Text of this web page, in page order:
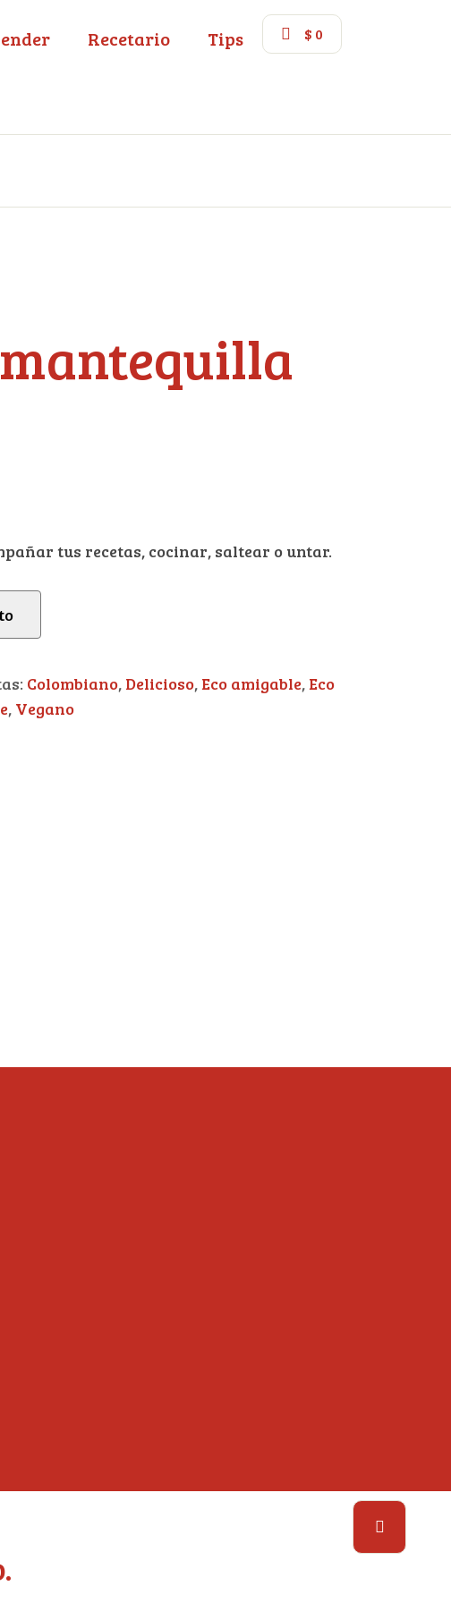
Recetario Tips $ 0
tus recetas, cocinar, saltear o untar.
Colombiano, Delicioso,Eco amigable,Eco
, Vegano